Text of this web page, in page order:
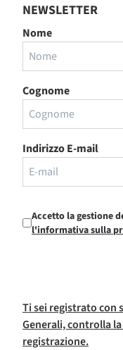
NEWSLETTER
Nome
Cognome
Indirizzo E-mail
Accetto la gestione
l'informativa sulla
Ti sei registrato con
Generali, controlla
registrazione.